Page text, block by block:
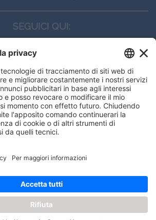
SEGUICI QUI:
CONTATTI
Edi.Ermes srl
Forlanini, 21 - 20134, Milano
(+39)027021121
E-mail:eeinfo@eenet.it
ORARI
- 08:30 - 13:00 – 14:00 - 17:30
- 08:30 - 13:00 – 14:00 - 16:00